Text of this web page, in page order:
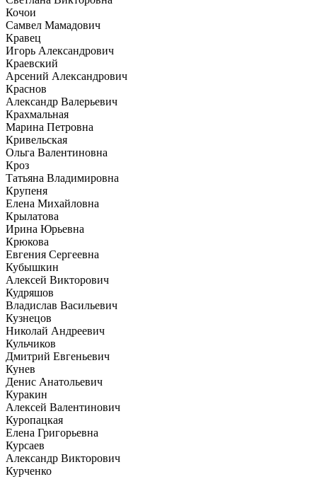
Кочои
Самвел Мамадович
Кравец
Игорь Александрович
Краевский
Арсений Александрович
Краснов
Александр Валерьевич
Крахмальная
Марина Петровна
Кривельская
Ольга Валентиновна
Кроз
Татьяна Владимировна
Крупеня
Елена Михайловна
Крылатова
Ирина Юрьевна
Крюкова
Евгения Сергеевна
Кубышкин
Алексей Викторович
Кудряшов
Владислав Васильевич
Кузнецов
Николай Андреевич
Кульчиков
Дмитрий Евгеньевич
Кунев
Денис Анатольевич
Куракин
Алексей Валентинович
Куропацкая
Елена Григорьевна
Курсаев
Александр Викторович
Курченко